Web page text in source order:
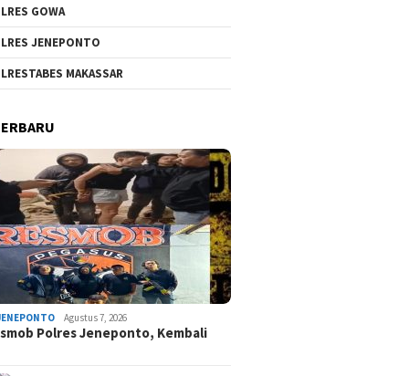
GOWA
JENEPONTO
MAKASSAR
Agustus 7, 2026
Polres Jeneponto, Kembali